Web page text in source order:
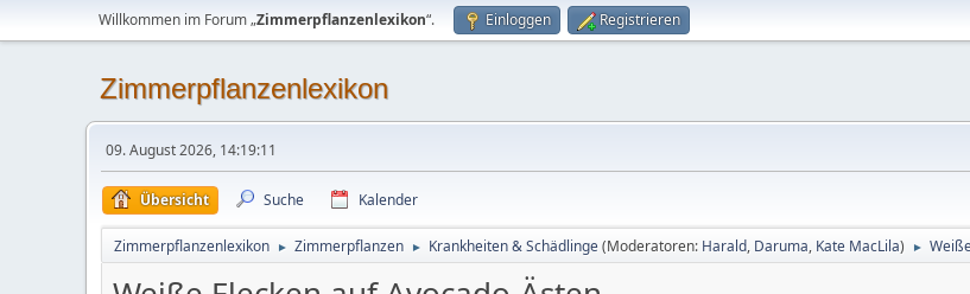
Willkommen im Forum „Zimmerpflanzenlexikon“. Einloggen Registrieren
Zimmerpflanzenlexikon
09. August 2026, 14:19:11
Übersicht Suche Kalender
Zimmerpflanzenlexikon ► Zimmerpflanzen ► Krankheiten & Schädlinge(Moderatoren: Harald, Daruma, Kate MacLila) ►